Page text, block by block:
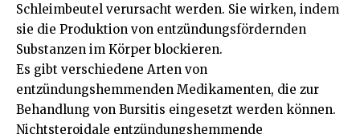
Schleimbeutel verursacht werden. Sie wirken, indem
sie die Produktion von entzündungsfördernden
Substanzen im Körper blockieren.
Es gibt verschiedene Arten von
entzündungshemmenden Medikamenten, die zur
Behandlung von Bursitis eingesetzt werden können.
Nichtsteroidale entzündungshemmende